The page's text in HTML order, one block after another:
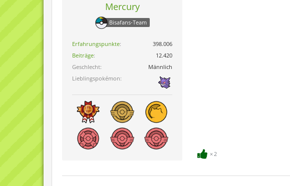
Mercury
Bisafans-Team
Erfahrungspunkte
398.006
Beiträge
12.420
Geschlecht
Männlich
Lieblingspokémon
2